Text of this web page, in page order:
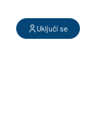
Uključi se